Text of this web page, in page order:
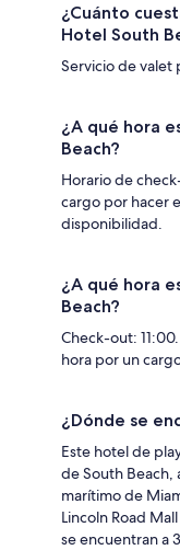
¿Cuánto
Hotel South
Servicio de valet
¿A qué hora
Beach?
Horario de
cargo por hacer
disponibilidad.
¿A qué hora
Beach?
Check-out:
hora por un
¿Dónde se
Este hotel de
de South Beach,
marítimo de
Lincoln Road
se encuentran a